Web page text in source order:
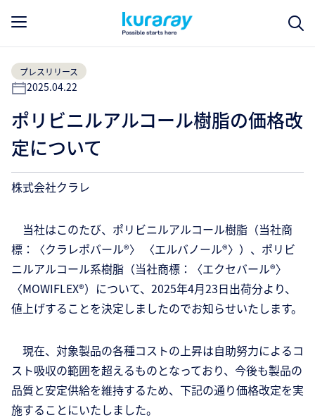
プレスリリース
2025.04.22
ポリビニルアルコール樹脂の価格改
定について
株式会社クラレ
当社はこのたび、ポリビニルアルコール樹脂（当社商
標：〈クラレポバール®〉 〈エルバノール®〉）、ポリビ
ニルアルコール系樹脂（当社商標：〈エクセバール®〉
〈MOWIFLEX®）について、2025年4月23日出荷分より、
値上げすることを決定しましたのでお知らせいたします。
現在、対象製品の各種コストの上昇は自助努力によるコ
スト吸収の範囲を超えるものとなっており、今後も製品の
品質と安定供給を維持するため、下記の通り価格改定を実
施することにいたしました。